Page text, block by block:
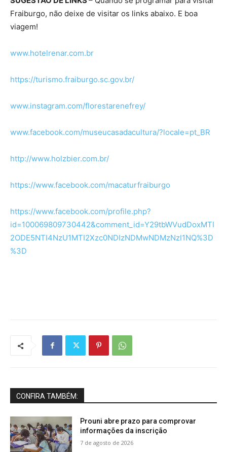
Fraiburgo, não deixe de visitar os links abaixo. E boa
viagem!
www.hotelrenar.com.br
https://turismo.fraiburgo.sc.gov.br/
www.instagram.com/florestarenefrey/
www.facebook.com/museucasadacultura/?locale=pt_BR
http://www.holzbier.com.br/
https://www.facebook.com/macaturfraiburgo
https://www.facebook.com/profile.php?
id=100069809730442&comment_id=Y29tbWVudDoxMTI
2ODE5NTI4NzU1MTI2Xzc0NDIzNDMwNDMzNzI1NQ%3D
%3D
CONFIRA TAMBÉM:
Prouni abre prazo para comprovar
informações da inscrição
7 de agosto de 2026